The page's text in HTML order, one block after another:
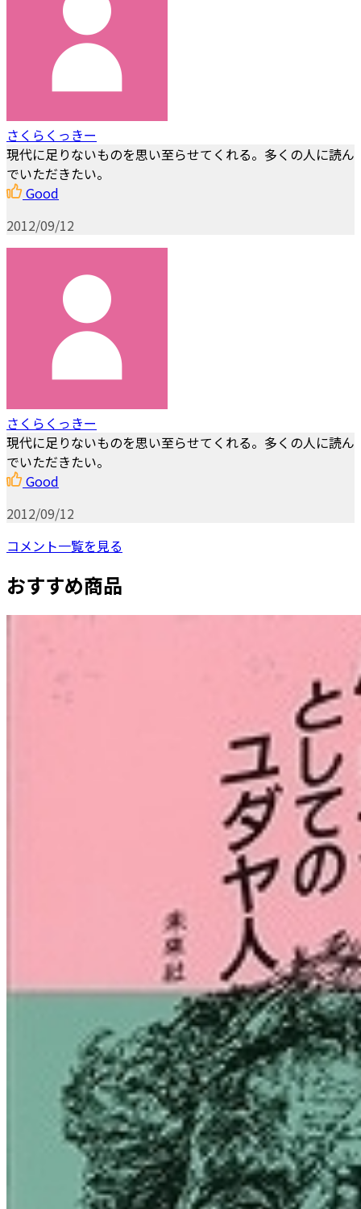
さくらくっきー
現代に足りないものを思い至らせてくれる。多くの人に読ん
でいただきたい。
Good
2012/09/12
さくらくっきー
現代に足りないものを思い至らせてくれる。多くの人に読ん
でいただきたい。
Good
2012/09/12
コメント一覧を見る
おすすめ商品